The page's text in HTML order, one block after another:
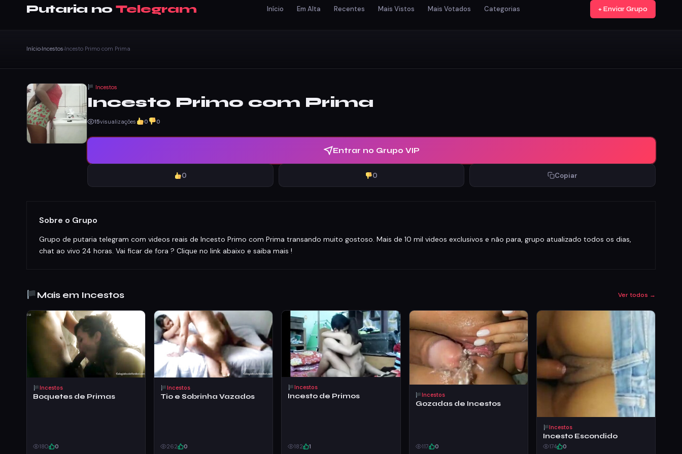
Putaria no Telegram Início Em Alta Recentes Mais Vistos Mais Votados Categorias + Enviar Grupo
Início›Incestos›Incesto Primo com Prima
Incestos
Incesto Primo com Prima
15visualizações 0 0
Entrar no Grupo VIP
0 0 Copiar
Sobre o Grupo
Grupo de putaria telegram com videos reais de Incesto Primo com Prima transando muito gostoso. Mais de 10 mil videos exclusivos e não para, grupo atualizado todos os dias,
chat ao vivo 24 horas. Vai ficar de fora ? Clique no link abaixo e saiba mais !
Mais em Incestos Ver todos →
Incestos
Boquetes de Primas
180 0
Incestos
Tio e Sobrinha Vazados
262 0
Incestos
Incesto de Primos
182 1
Incestos
Gozadas de Incestos
117 0
Incestos
Incesto Escondido
174 0